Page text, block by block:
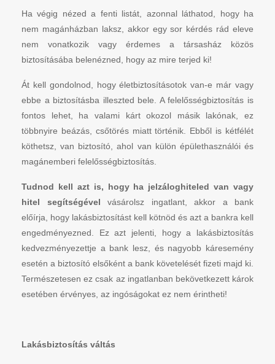
Ha végig nézed a fenti listát, azonnal láthatod, hogy ha
nem magánházban laksz, akkor egy sor kérdés rád eleve
nem vonatkozik vagy érdemes a társasház közös
biztosításába belenézned, hogy az mire terjed ki!
Át kell gondolnod, hogy életbiztosításotok van-e már vagy
ebbe a biztosításba illeszted bele. A felelősségbiztosítás is
fontos lehet, ha valami kárt okozol másik lakónak, ez
többnyire beázás, csőtörés miatt történik. Ebből is kétfélét
köthetsz, van biztosító, ahol van külön épülethasználói és
magánemberi felelősségbiztosítás.
Tudnod kell azt is, hogy ha jelzáloghiteled van vagy
hitel segítségével vásárolsz ingatlant, akkor a bank
előírja, hogy lakásbiztosítást kell kötnöd és azt a bankra kell
engedményezned. Ez azt jelenti, hogy a lakásbiztosítás
kedvezményezettje a bank lesz, és nagyobb káresemény
esetén a biztosító elsőként a bank követelését fizeti majd ki.
Természetesen ez csak az ingatlanban bekövetkezett károk
esetében érvényes, az ingóságokat ez nem érintheti!
Lakásbiztosítás váltás